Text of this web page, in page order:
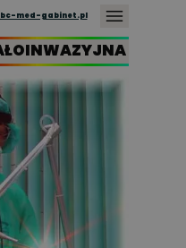
med-gabinet.pl